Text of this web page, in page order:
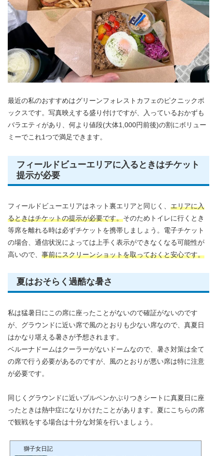
最近の私のおすすめはグリーンフォレストカフェのピクニックボ
ックスです。写真映えする盛り付けですが、入っているおかずも
バラエティがあり、何より値段(大体1,000円前後)の割にボリュー
ミーでこれ1つで満足できます。
フィールドビューエリアに入るときはチケット
提示が必要
フィールドビューエリアはネット裏エリアと同じく、 エリアに入
るときはチケットの提示が必要です。そのためトイレに行くとき
等席を離れる時は必ずチケットを携帯しましょう。電子チケット
の場合、通信状況によっては上手く表示ができなくなる可能性が
高いので、 事前にスクリーンショットを取っておくと安心です。
夏はおそらく過酷な暑さ
私は猛暑日にこの席に座ったことがないので確証がないのです
が、グラウンドに近い席で風のとおりも少ない席なので、真夏日
はかなり堪える暑さが予想されます。
ベルーナドームはクーラーがないドームなので、暑さ対策は全て
の席で行う必要があるのですが、風のとおりが悪い席は特に注意
が必要です。
同じくグラウンドに近いブルペンかぶりつきシートに真夏日に座
ったときは熱中症になりかけたことがあります。夏にこちらの席
で観戦をする場合は十分な対策を行いましょう。
獅子女日記